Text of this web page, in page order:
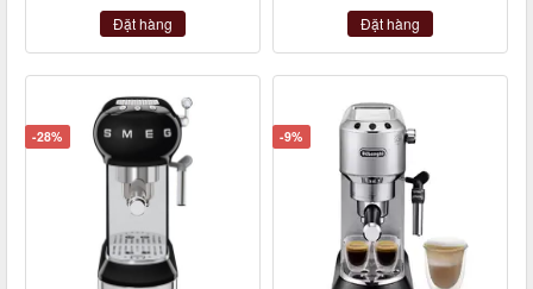
Đặt hàng Đặt hàng
-28% -9%